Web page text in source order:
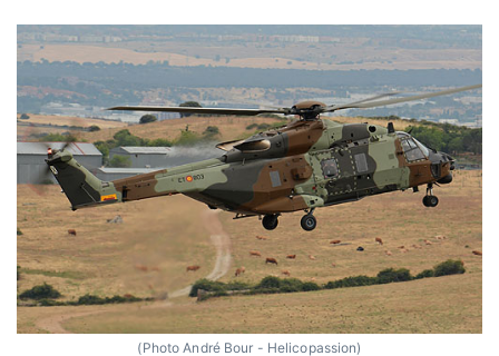
(Photo André Bour - Helicopassion)